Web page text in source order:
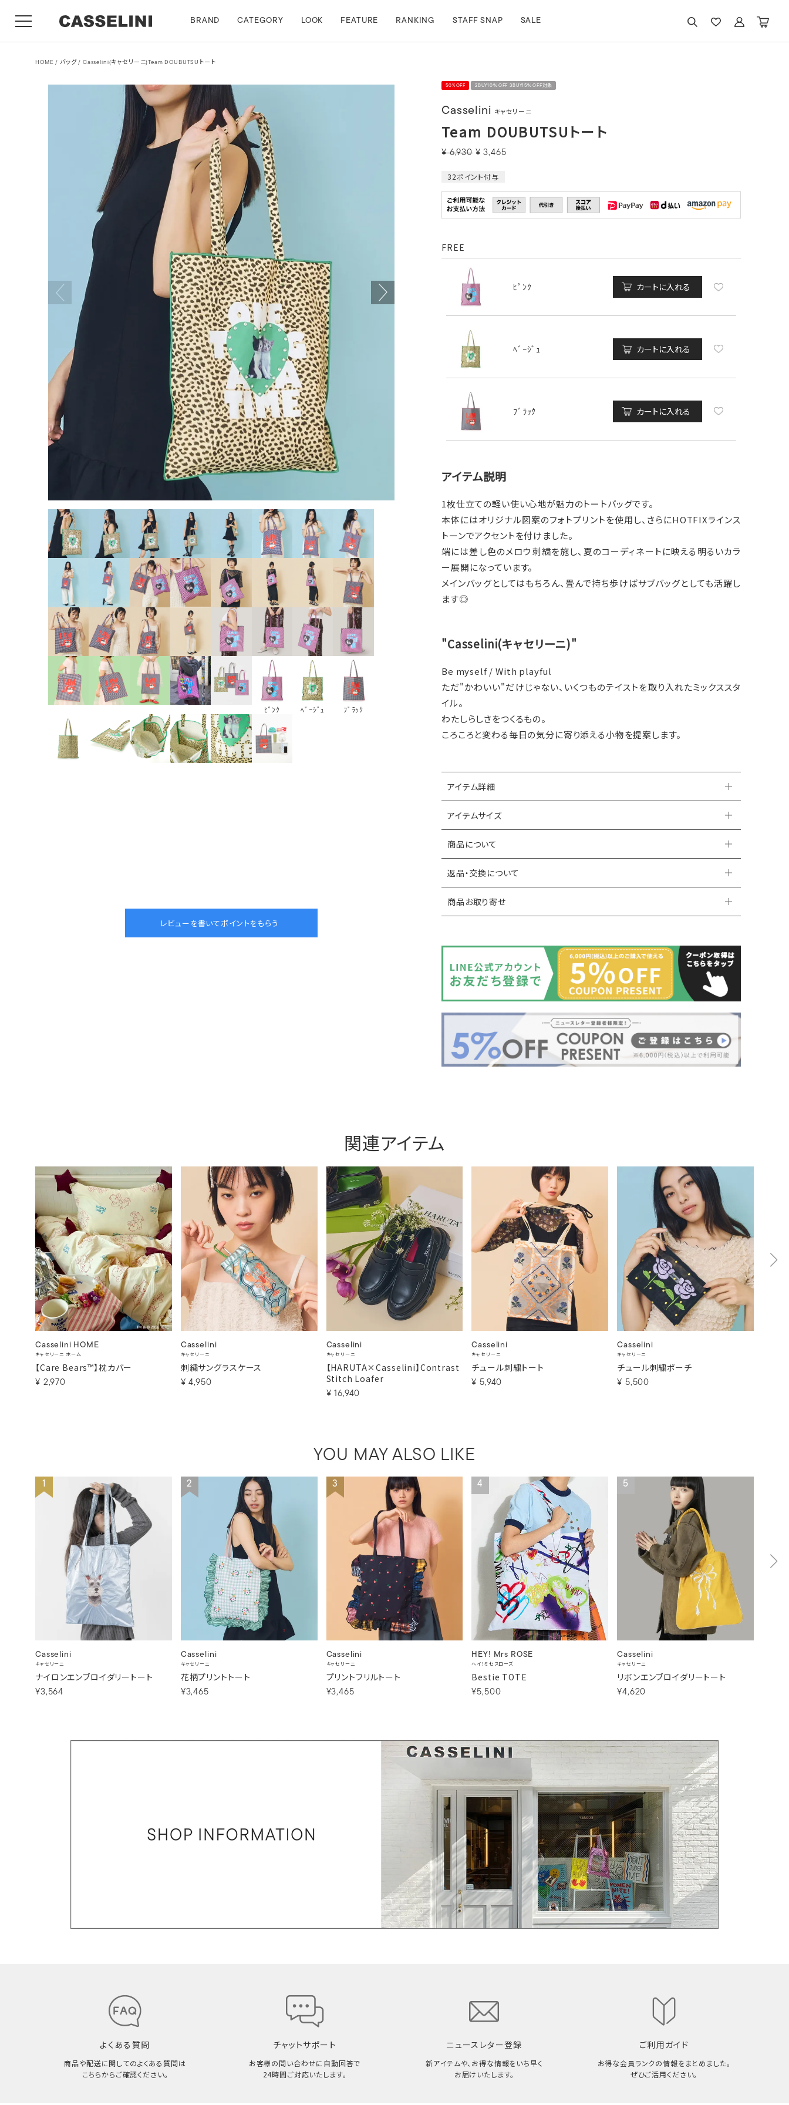
BRAND CATEGORY LOOK FEATURE RANKING STAFF SNAP SALE
HOME バッグ Casselini(キャセリーニ)Team DOUBUTSUトート
ﾋﾟﾝｸ ﾍﾞｰｼﾞｭ ﾌﾞﾗｯｸ
50%OFF 2BUY10％OFF 3BUY15％OFF対象
Casselini キャセリーニ
Team DOUBUTSUトート
¥ 6,930 ¥ 3,465
32ポイント付与
FREE
ﾋﾟﾝｸ カートに入れる
ﾍﾞｰｼﾞｭ カートに入れる
ﾌﾞﾗｯｸ カートに入れる
アイテム説明
1枚仕立ての軽い使い心地が魅力のトートバッグです。
本体にはオリジナル図案のフォトプリントを使用し、さらにHOTFIXラインス
トーンでアクセントを付けました。
端には差し色のメロウ刺繍を施し、夏のコーディネートに映える明るいカラ
ー展開になっています。
メインバッグとしてはもちろん、畳んで持ち歩けばサブバッグとしても活躍し
ます◎
"Casselini(キャセリーニ)"
Be myself / With playful
ただ"かわいい"だけじゃない、いくつものテイストを取り入れたミックススタ
イル。
わたしらしさをつくるもの。
ころころと変わる毎日の気分に寄り添える小物を提案します。
アイテム詳細
アイテムサイズ
商品について
返品・交換について
商品お取り寄せ
関連アイテム
Casselini HOME
キャセリーニ ホーム
【Care Bears™】枕カバー
¥ 2,970
Casselini
キャセリーニ
刺繍サングラスケース
¥ 4,950
Casselini
キャセリーニ
【HARUTA×Casselini】Contrast
Stitch Loafer
¥ 16,940
Casselini
キャセリーニ
チュール刺繍トート
¥ 5,940
Casselini
キャセリーニ
チュール刺繍ポーチ
¥ 5,500
YOU MAY ALSO LIKE
1
Casselini
キャセリーニ
ナイロンエンブロイダリートート
¥3,564
2
Casselini
キャセリーニ
花柄プリントトート
¥3,465
3
Casselini
キャセリーニ
プリントフリルトート
¥3,465
4
HEY! Mrs ROSE
ヘイ！ミセスローズ
Bestie TOTE
¥5,500
5
Casselini
キャセリーニ
リボンエンブロイダリートート
¥4,620
よくある質問
商品や配送に関してのよくある質問は
こちらからご確認ください。
チャットサポート
お客様の問い合わせに自動回答で
24時間ご対応いたします。
ニュースレター登録
新アイテムや、お得な情報をいち早く
お届けいたします。
ご利用ガイド
お得な会員ランクの情報をまとめました。
ぜひご活用ください。